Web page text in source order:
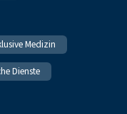
Medizin
Dienste